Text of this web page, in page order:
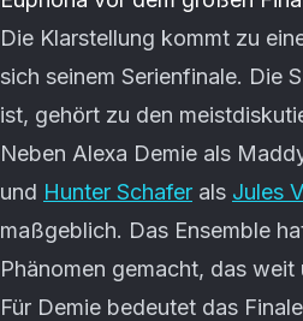
Die Klarstellung kommt zu
sich seinem Serienfinale. Die
ist, gehört zu den
Neben Alexa Demie als
und Hunter Schafer als Jules
maßgeblich. Das Ensemble
Phänomen gemacht, das
Für Demie bedeutet das